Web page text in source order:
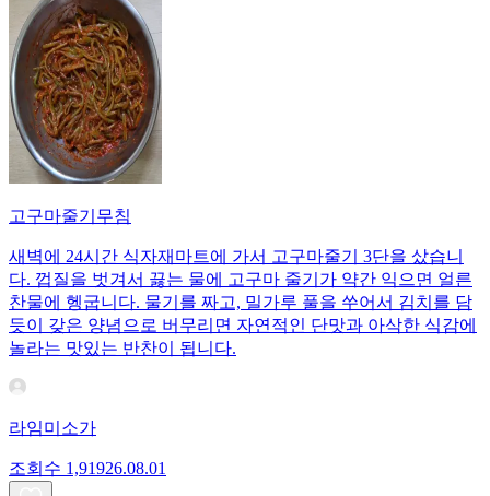
고구마줄기무침
새벽에 24시간 식자재마트에 가서 고구마줄기 3단을 샀습니
다. 껍질을 벗겨서 끓는 물에 고구마 줄기가 약간 익으면 얼른
찬물에 헹굽니다. 물기를 짜고, 밀가루 풀을 쑤어서 김치를 담
듯이 갖은 양념으로 버무리면 자연적인 단맛과 아삭한 식감에
놀라는 맛있는 반찬이 됩니다.
라임미소가
조회수 1,91926.08.01